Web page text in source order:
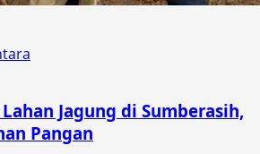
Jagung di Sumberasih,
Pangan